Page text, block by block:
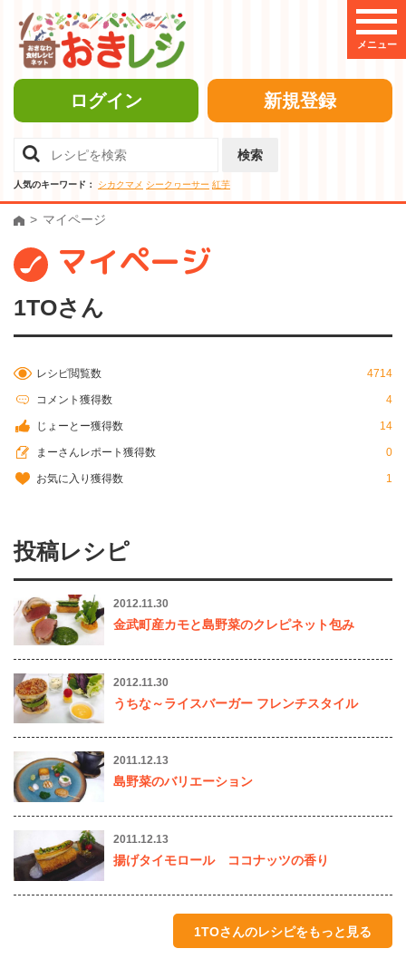
メニュー
ログイン 新規登録
検索
人気のキーワード： シカクマメ シークヮーサー 紅芋
マイページ
マイページ
1TOさん
レシピ閲覧数 4714
コメント獲得数 4
じょーとー獲得数 14
まーさんレポート獲得数 0
お気に入り獲得数 1
投稿レシピ
2012.11.30
金武町産カモと島野菜のクレピネット包み
2012.11.30
うちな～ライスバーガー フレンチスタイル
2011.12.13
島野菜のバリエーション
2011.12.13
揚げタイモロール ココナッツの香り
1TOさんのレシピをもっと見る